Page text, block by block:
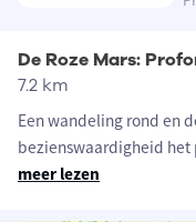
De Roze Mars:
7.2 km
Een wandeling rond en
bezienswaardigheid
meer lezen